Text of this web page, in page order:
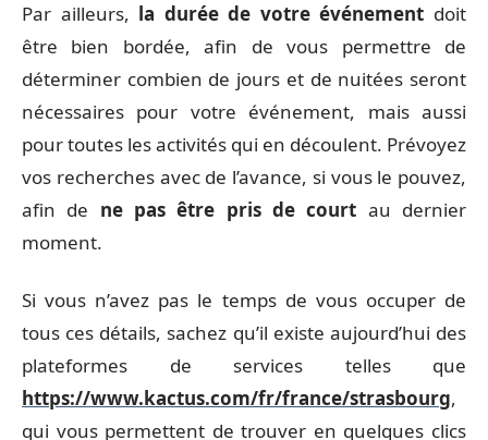
Par ailleurs, la durée de votre événement doit
être bien bordée, afin de vous permettre de
déterminer combien de jours et de nuitées seront
nécessaires pour votre événement, mais aussi
pour toutes les activités qui en découlent. Prévoyez
vos recherches avec de l’avance, si vous le pouvez,
afin de ne pas être pris de court au dernier
moment.
Si vous n’avez pas le temps de vous occuper de
tous ces détails, sachez qu’il existe aujourd’hui des
plateformes de services telles que
https://www.kactus.com/fr/france/strasbourg,
qui vous permettent de trouver en quelques clics